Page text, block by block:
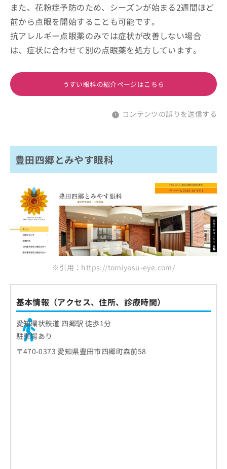
また、花粉症予防のため、シーズンが始まる2週間ほど
前から点眼を開始することも可能です。
抗アレルギー点眼薬のみでは症状が改善しない場合
は、症状に合わせて別の点眼薬を処方しています。
うすい眼科の紹介ページはこちら
コンテンツの誤りを送信する
豊田四郷とみやす眼科
※引用：https://tomiyasu-eye.com/
基本情報（アクセス、住所、診療時間）
愛知環状鉄道 四郷駅 徒歩1分
駐車場あり
〒470-0373 愛知県豊田市四郷町森前58